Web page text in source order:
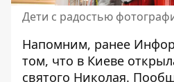
Дети с радостью
Напомним, ранее
том, что в Киеве
святого Николая.